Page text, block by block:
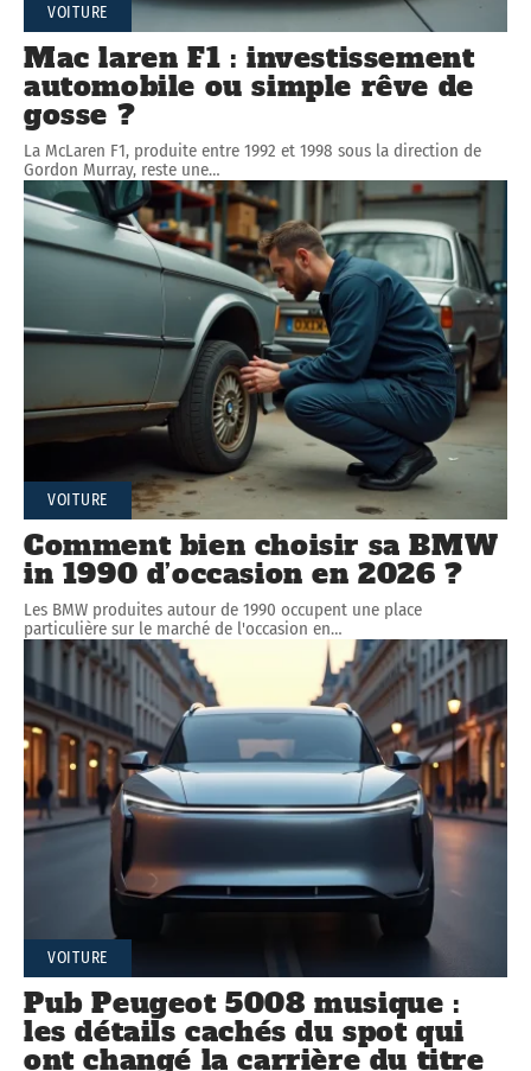
VOITURE
Mac laren F1 : investissement
automobile ou simple rêve de
gosse ?
La McLaren F1, produite entre 1992 et 1998 sous la direction de
Gordon Murray, reste une…
VOITURE
Comment bien choisir sa BMW
in 1990 d’occasion en 2026 ?
Les BMW produites autour de 1990 occupent une place
particulière sur le marché de l'occasion en…
VOITURE
Pub Peugeot 5008 musique :
les détails cachés du spot qui
ont changé la carrière du titre